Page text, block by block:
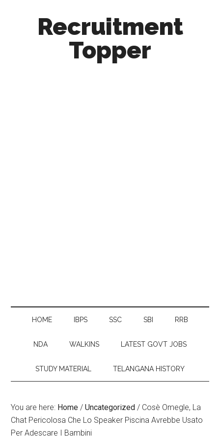
Recruitment
Topper
HOME IBPS SSC SBI RRB
NDA WALKINS LATEST GOVT JOBS
STUDY MATERIAL TELANGANA HISTORY
You are here: Home / Uncategorized / Cosè Omegle, La
Chat Pericolosa Che Lo Speaker Piscina Avrebbe Usato
Per Adescare I Bambini